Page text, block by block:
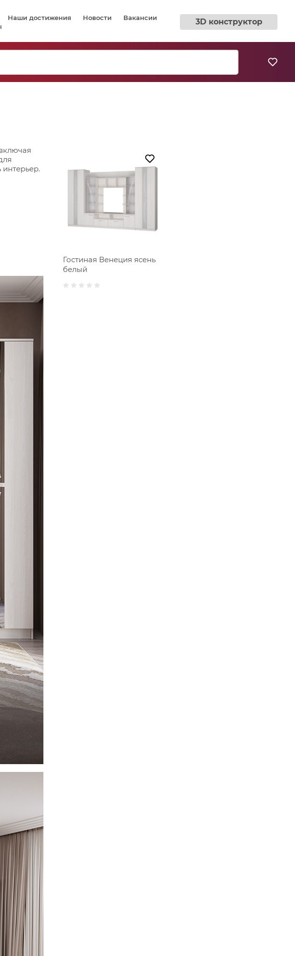
Наши достижения Новости
Вакансии
3D конструктор
интерьер.
Гостиная Венеция ясень
белый